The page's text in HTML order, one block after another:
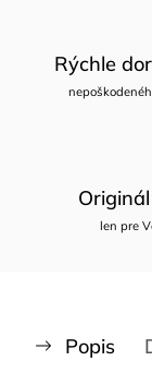
Rýchle
len pre
Popis